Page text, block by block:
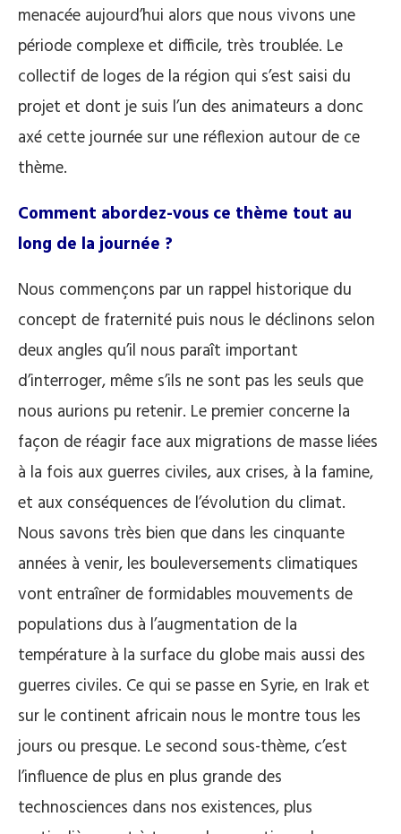
menacée aujourd’hui alors que nous vivons une
période complexe et difficile, très troublée. Le
collectif de loges de la région qui s’est saisi du
projet et dont je suis l’un des animateurs a donc
axé cette journée sur une réflexion autour de ce
thème.
Comment abordez-vous ce thème tout au
long de la journée ?
Nous commençons par un rappel historique du
concept de fraternité puis nous le déclinons selon
deux angles qu’il nous paraît important
d’interroger, même s’ils ne sont pas les seuls que
nous aurions pu retenir. Le premier concerne la
façon de réagir face aux migrations de masse liées
à la fois aux guerres civiles, aux crises, à la famine,
et aux conséquences de l’évolution du climat.
Nous savons très bien que dans les cinquante
années à venir, les bouleversements climatiques
vont entraîner de formidables mouvements de
populations dus à l’augmentation de la
température à la surface du globe mais aussi des
guerres civiles. Ce qui se passe en Syrie, en Irak et
sur le continent africain nous le montre tous les
jours ou presque. Le second sous-thème, c’est
l’influence de plus en plus grande des
technosciences dans nos existences, plus